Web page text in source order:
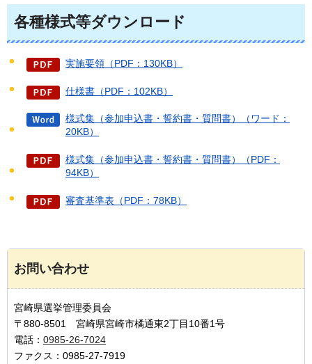
各種様式等ダウンロード
実施要領（PDF：130KB）
仕様書（PDF：102KB）
様式集（参加申込書・誓約書・質問書）（ワード：
20KB）
様式集（参加申込書・誓約書・質問書）（PDF：
94KB）
審査基準表（PDF：78KB）
お問い合わせ
宮崎県選挙管理委員会
〒880-8501 宮崎県宮崎市橘通東2丁目10番1号
電話： 0985-26-7024
ファクス：0985-27-7919